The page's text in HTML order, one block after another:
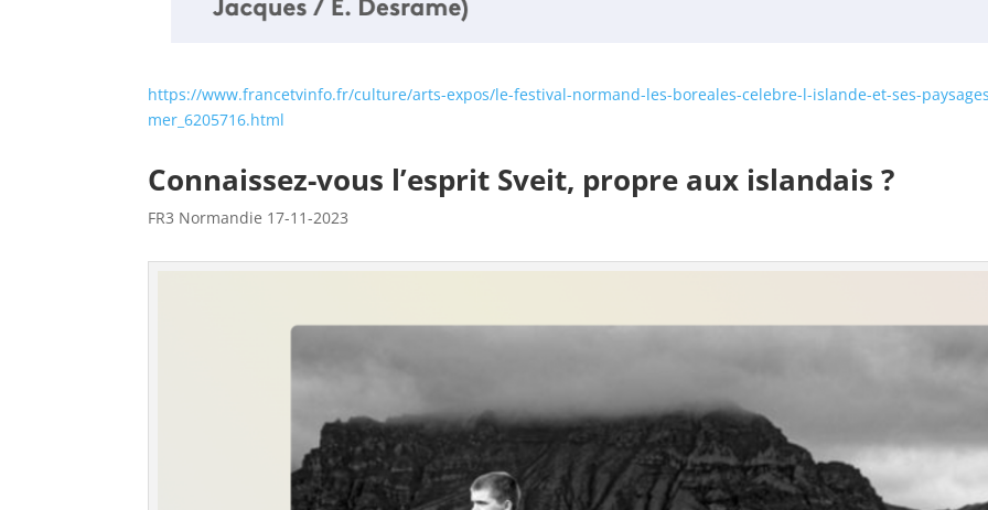
https://www.francetvinfo.fr/culture/arts-expos/le-festival-normand-les-boreales-celebre-l-islande-et-ses-
mer_6205716.html
Connaissez-vous l’esprit Sveit, propre aux islandais ?
FR3 Normandie 17-11-2023